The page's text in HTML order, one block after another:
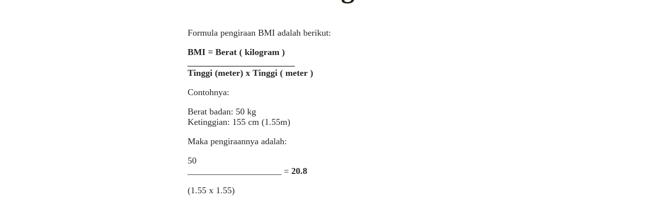
Formula pengiraan BMI adalah berikut:
BMI = Berat ( kilogram )
Tinggi (meter) x Tinggi ( meter )
Contohnya:
Berat badan: 50 kg
Ketinggian: 155 cm (1.55m)
Maka pengiraannya adalah:
50
_____________________ = 20.8
(1.55 x 1.55)